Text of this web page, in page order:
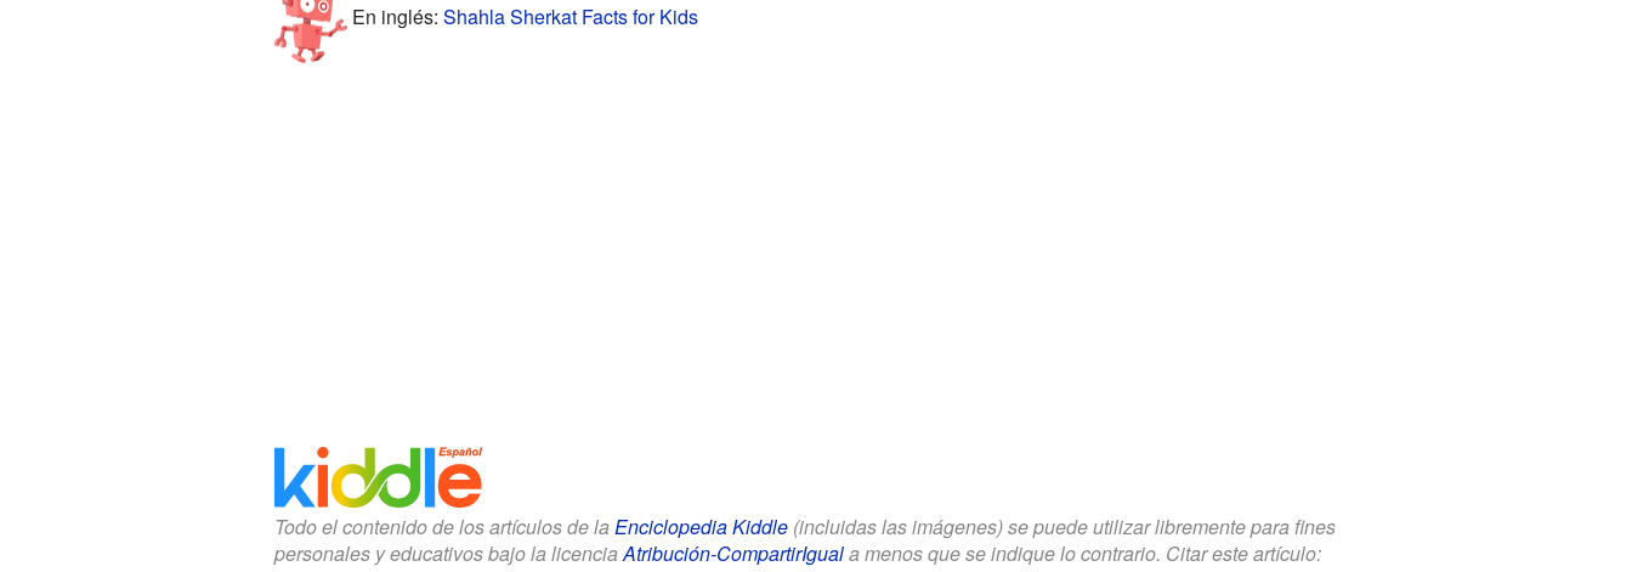
En inglés: Shahla Sherkat Facts for Kids
Todo el contenido de los artículos de la Enciclopedia Kiddle(incluidas las imágenes) se puede utilizar libremente para fines
personales y educativos bajo la licenciaAtribución-CompartirIguala menos que se indique lo contrario. Citar este artículo: